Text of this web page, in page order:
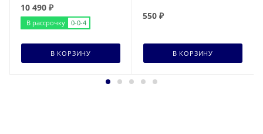
10 490 ₽
В рассрочку 0-0-4
В КОРЗИНУ
550 ₽
В КОРЗИНУ